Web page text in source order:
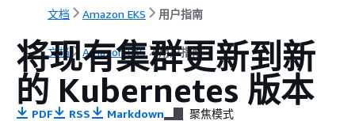
文档 Amazon EKS 用户指南
文档 Amazon EKS 用户指南
将现有集群更新到新
的 Kubernetes 版本
PDF RSS Markdown 聚焦模式